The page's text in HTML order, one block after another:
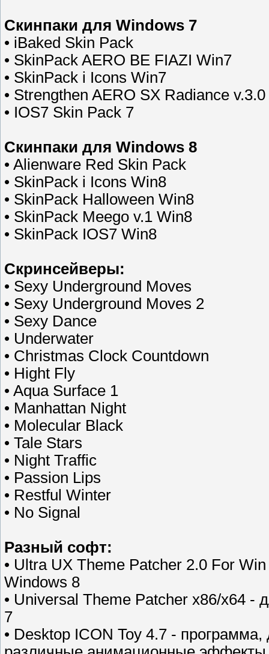
Скинпаки для Windows 7
• iBaked Skin Pack
• SkinPack AERO BE FIAZI Win7
• SkinPack i Icons Win7
• Strengthen AERO SX Radiance v.3.0
• IOS7 Skin Pack 7
Скинпаки для Windows 8
• Alienware Red Skin Pack
• SkinPack i Icons Win8
• SkinPack Halloween Win8
• SkinPack Meego v.1 Win8
• SkinPack IOS7 Win8
Скринсейверы:
• Sexy Underground Moves
• Sexy Underground Moves 2
• Sexy Dance
• Underwater
• Christmas Clock Countdown
• Hight Fly
• Aqua Surface 1
• Manhattan Night
• Molecular Black
• Tale Stars
• Night Traffic
• Passion Lips
• Restful Winter
• No Signal
Разный софт:
• Ultra UX Theme Patcher 2.0 For
Windows 8
• Universal Theme Patcher x86/x64 -
7
• Desktop ICON Toy 4.7 -